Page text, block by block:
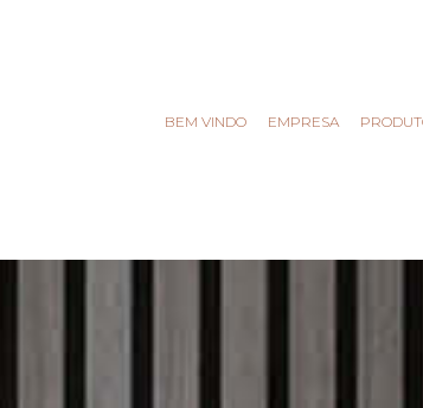
BEM VINDO EMPRESA